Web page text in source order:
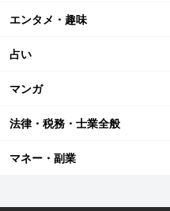
エンタメ・趣味
占い
マンガ
法律・税務・士業全般
マネー・副業